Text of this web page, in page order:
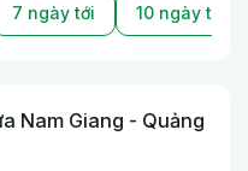
7 ngày tới 10 ngày tới
Nam Giang - Quảng